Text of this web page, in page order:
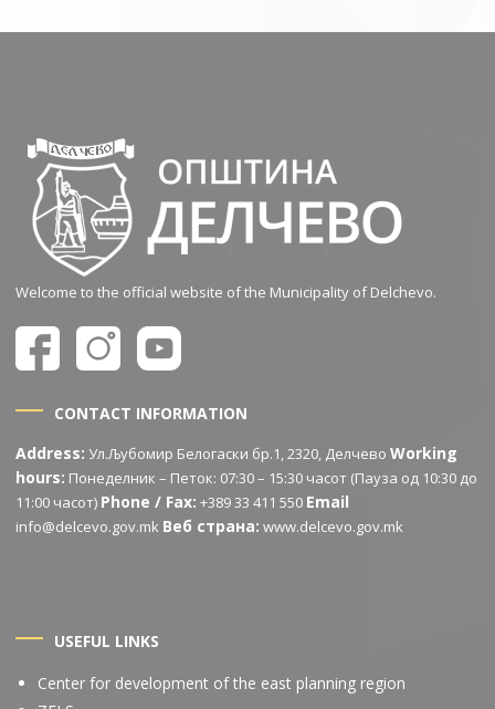
Welcome to the official website of the Municipality of Delchevo.
CONTACT INFORMATION
Address: Ул.Љубомир Белогаски бр.1, 2320, ДелчевоWorking
hours: Понеделник – Петок: 07:30 – 15:30 часот (Пауза од 10:30 до
11:00 часот) Phone / Fax: +389 33 411 550 Email
info@delcevo.gov.mk Веб страна: www.delcevo.gov.mk
USEFUL LINKS
Center for development of the east planning region